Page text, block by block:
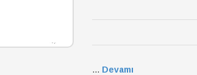
... Devamı